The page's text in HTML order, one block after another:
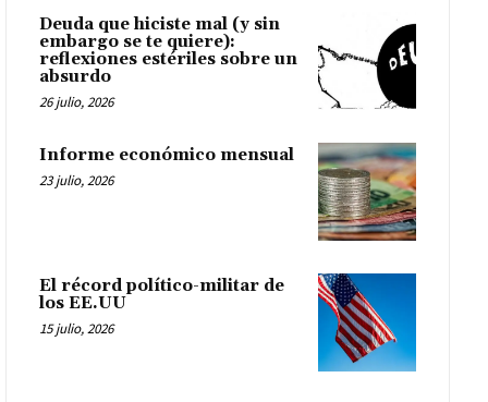
Deuda que hiciste mal (y sin
embargo se te quiere):
reflexiones estériles sobre un
absurdo
26 julio, 2026
Informe económico mensual
23 julio, 2026
El récord político-militar de
los EE.UU
15 julio, 2026